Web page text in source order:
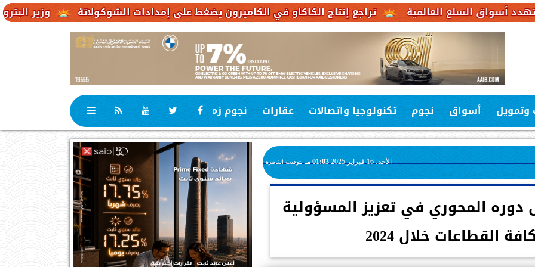
وزير البترول والثروة تراجع إنتاج الكاكاو في الكاميرون يضغط على إمدادات الشوكولاتة العالمية
وتمويل أسواق نجوم تكنولوجيا واتصالات عقارات نجوم زمان رياضة
الأحد، 16 فبراير 2025 01:03 مـ بتوقيت القاهرة
المحوري في تعزيز المسؤولية
القطاعات خلال 2024